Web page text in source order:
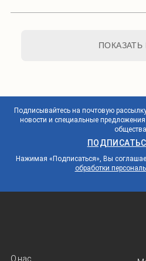
Подписывайтесь на почтовую
новости и специальные предложения
общества.
Нажимая «Подписаться», Вы
обработки
О нас